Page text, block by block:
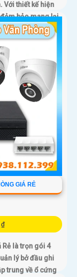
Với thiết kế hiện
bảo mang lại
GIÁ RẺ
₫
Rẻ là trọn gói 4
lý bở đầu ghi
trung về ổ cứng